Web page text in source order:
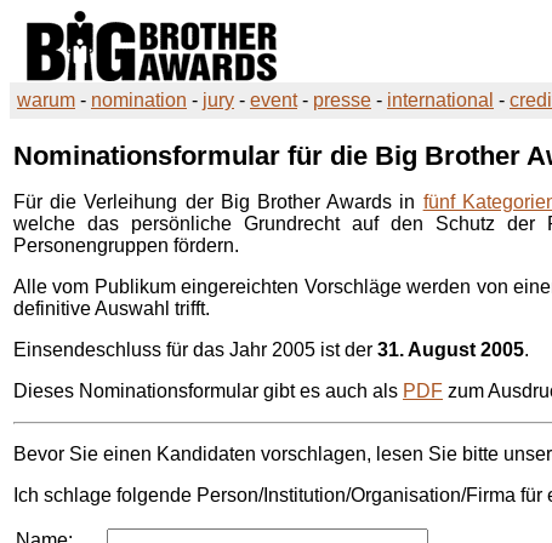
warum - nomination - jury - event- presse - international -
Nominationsformular für die Big Brother
Für die Verleihung der Big Brother Awards in fünf
welche das persönliche Grundrecht auf den Schutz der
Personengruppen fördern.
Alle vom Publikum eingereichten Vorschläge werden von
definitive Auswahl trifft.
Einsendeschluss für das Jahr 2005 ist der 31. August 2005.
Dieses Nominationsformular gibt es auch als PDF zum
Bevor Sie einen Kandidaten vorschlagen, lesen Sie bitte
Ich schlage folgende Person/Institution/Organisation/Firma für